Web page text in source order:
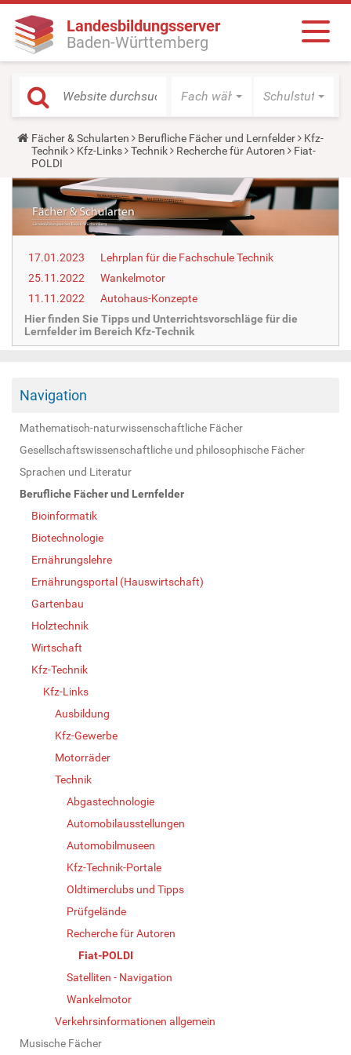
Landesbildungsserver
Baden-Württemberg
Fach wählen Schulstufe
Y
o
u
a
r
h
e
r
:
Fächer & Schularten Berufliche Fächer und Lernfelder
Kfz-
Technik
Kfz-Links Technik Recherche für Autoren
Fiat-
POLDI
17.01.2023
Lehrplan für die Fachschule Technik
25.11.2022
Wankelmotor
11.11.2022
Autohaus-Konzepte
Hier finden Sie Tipps und Unterrichtsvorschläge für die
Lernfelder im Bereich Kfz-Technik
Navigation
Mathematisch-naturwissenschaftliche Fächer
Gesellschaftswissenschaftliche und philosophische Fächer
Sprachen und Literatur
Berufliche Fächer und Lernfelder
Bioinformatik
Biotechnologie
Ernährungslehre
Ernährungsportal (Hauswirtschaft)
Gartenbau
Holztechnik
Wirtschaft
Kfz-Technik
Kfz-Links
Ausbildung
Kfz-Gewerbe
Motorräder
Technik
Abgastechnologie
Automobilausstellungen
Automobilmuseen
Kfz-Technik-Portale
Oldtimerclubs und Tipps
Prüfgelände
Recherche für Autoren
Fiat-POLDI
Satelliten - Navigation
Wankelmotor
Verkehrsinformationen allgemein
Musische Fächer